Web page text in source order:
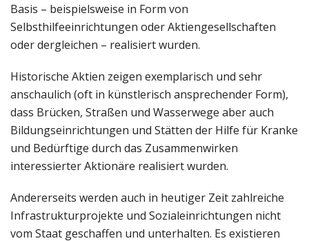
Basis – beispielsweise in Form von
Selbsthilfeeinrichtungen oder Aktiengesellschaften
oder dergleichen – realisiert wurden.
Historische Aktien zeigen exemplarisch und sehr
anschaulich (oft in künstlerisch ansprechender Form),
dass Brücken, Straßen und Wasserwege aber auch
Bildungseinrichtungen und Stätten der Hilfe für Kranke
und Bedürftige durch das Zusammenwirken
interessierter Aktionäre realisiert wurden.
Andererseits werden auch in heutiger Zeit zahlreiche
Infrastrukturprojekte und Sozialeinrichtungen nicht
vom Staat geschaffen und unterhalten. Es existieren